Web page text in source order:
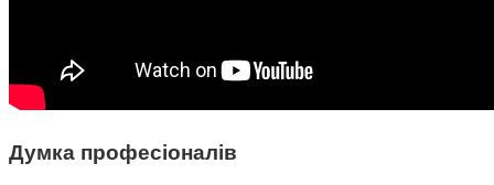
Думка професіоналів